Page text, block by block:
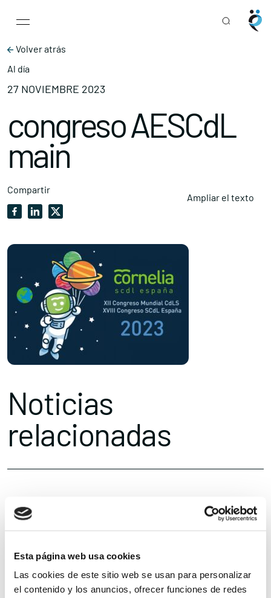
Esta página web usa cookies
Las cookies de este sitio web se usan para personalizar
el contenido y los anuncios, ofrecer funciones de redes
Main Navigation
Volver atrás
Al día
27 NOVIEMBRE 2023
congreso AESCdL
main
Compartir
Ampliar el texto
Noticias
relacionadas